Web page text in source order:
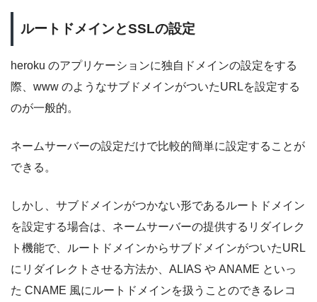
ルートドメインとSSLの設定
heroku のアプリケーションに独自ドメインの設定をする
際、www のようなサブドメインがついたURLを設定する
のが一般的。
ネームサーバーの設定だけで比較的簡単に設定することが
できる。
しかし、サブドメインがつかない形であるルートドメイン
を設定する場合は、ネームサーバーの提供するリダイレク
ト機能で、ルートドメインからサブドメインがついたURL
にリダイレクトさせる方法か、ALIAS や ANAME といっ
た CNAME 風にルートドメインを扱うことのできるレコ